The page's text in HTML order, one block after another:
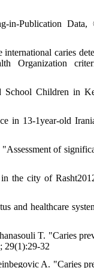
in-Publication
caries
Organization
School Children in
in 13-1year-old
of
the city of
and healthcare
T. "Caries
29(1):29-32
A. "Caries